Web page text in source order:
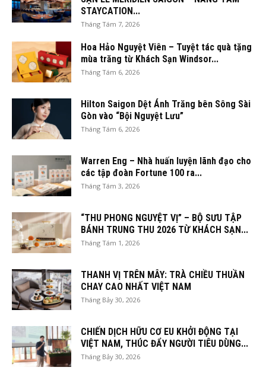
STAYCATION...
Tháng Tám 7, 2026
Hoa Hảo Nguyệt Viên – Tuyệt tác quà tặng
mùa trăng từ Khách Sạn Windsor...
Tháng Tám 6, 2026
Hilton Saigon Dệt Ánh Trăng bên Sông Sài
Gòn vào “Bội Nguyệt Lưu”
Tháng Tám 6, 2026
Warren Eng – Nhà huấn luyện lãnh đạo cho
các tập đoàn Fortune 100 ra...
Tháng Tám 3, 2026
“THU PHONG NGUYỆT VỊ” – BỘ SƯU TẬP
BÁNH TRUNG THU 2026 TỪ KHÁCH SẠN...
Tháng Tám 1, 2026
THANH VỊ TRÊN MÂY: TRÀ CHIỀU THUẦN
CHAY CAO NHẤT VIỆT NAM
Tháng Bảy 30, 2026
CHIẾN DỊCH HỮU CƠ EU KHỞI ĐỘNG TẠI
VIỆT NAM, THÚC ĐẨY NGƯỜI TIÊU DÙNG...
Tháng Bảy 30, 2026